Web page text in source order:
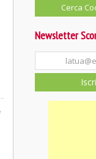
Newsletter